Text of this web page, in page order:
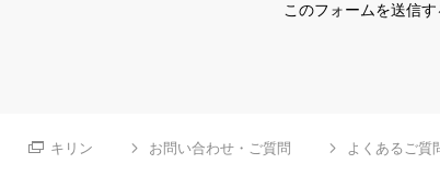
このフォームを送信
キリン お問い合わせ・ご質問 よくあるご質